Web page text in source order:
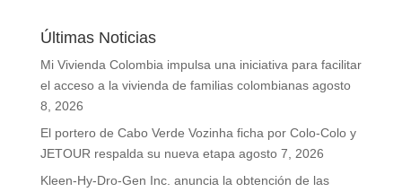
Últimas Noticias
Mi Vivienda Colombia impulsa una iniciativa para facilitar
el acceso a la vivienda de familias colombianas agosto
8, 2026
El portero de Cabo Verde Vozinha ficha por Colo-Colo y
JETOUR respalda su nueva etapa agosto 7, 2026
Kleen-Hy-Dro-Gen Inc. anuncia la obtención de las